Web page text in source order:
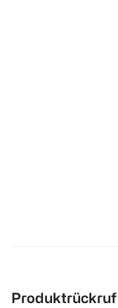
Produktrückruf